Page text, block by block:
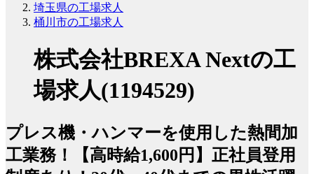
埼玉県の工場求人
桶川市の工場求人
株式会社BREXA Nextの工
場求人(1194529)
プレス機・ハンマーを使用した熱間加
工業務！【高時給1,600円】正社員登用